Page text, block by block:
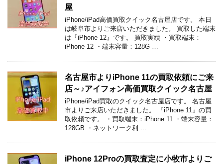
屋
iPhone/iPad高価買取クイック名古屋店です。 本日
は岐阜市よりご来店いただきました。 買取した端末
は『iPhone 12』です。 買取実績 ・買取端末：
iPhone 12 ・端末容量：128G …
名古屋市よりiPhone 11の買取依頼にご来
店～♪アイフォン高価買取クイック名古屋
iPhone/iPad買取のクイック名古屋店です。 名古屋
市よりご来店いただきました。 『iPhone 11』の買
取依頼です。 ・買取端末：iPhone 11 ・端末容量：
128GB ・ネットワーク利 …
iPhone 12Proの買取査定に小牧市よりご